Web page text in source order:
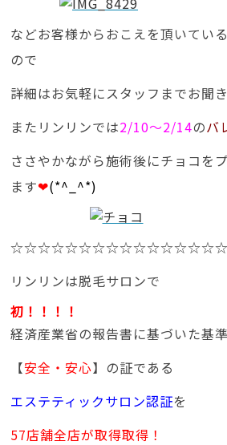
などお客様からおこえを頂いてい
ので
詳細はお気軽にスタッフまでお聞
またリンリンでは2/10～2/14のバ
ささやかながら施術後にチョコを
ます❤(*^_^*)
リンリンは脱毛サロンで
初！！！！
経済産業省の報告書に基づいた基
【安全・安心】の証である
エステティックサロン認証を
57店舗全店が取得取得！